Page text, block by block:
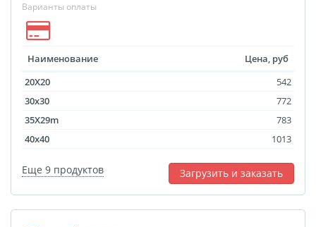
Варианты оплаты
Наименование
Цена, руб
20X20
542
30x30
772
35X29m
783
40x40
1013
Еще 9 продуктов Загрузить и заказать